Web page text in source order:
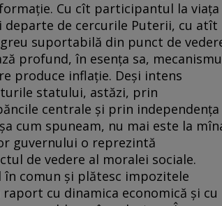
Cu cît participantul la viaţa
departe de cercurile Puterii, cu atît
suportabilă din punct de
profund, în esenţa sa,
produce inflaţie. Deşi intens
statului, astăzi, prin
centrale şi prin independenţa
cum spuneam, nu mai este la
guvernului o reprezintă
de vedere al moralei sociale.
comun şi plătesc impozitele
cu dinamica economică şi cu